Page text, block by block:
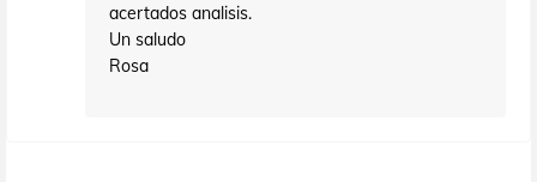
acertados analisis.
Un saludo
Rosa